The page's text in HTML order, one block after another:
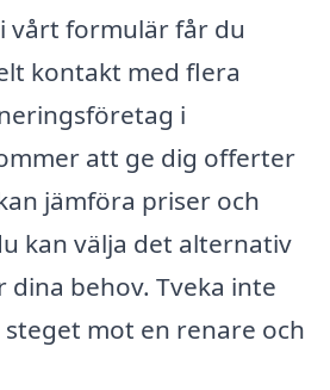
vårt formulär får du
kontakt med flera
i
att ge dig offerter
jämföra priser och
kan välja det alternativ
dina behov. Tveka inte
mot en renare och